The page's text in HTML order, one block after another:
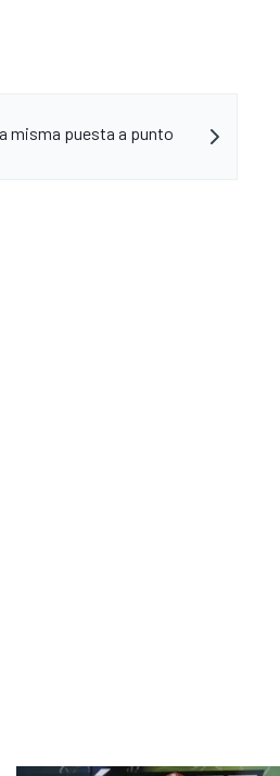
misma puesta a punto